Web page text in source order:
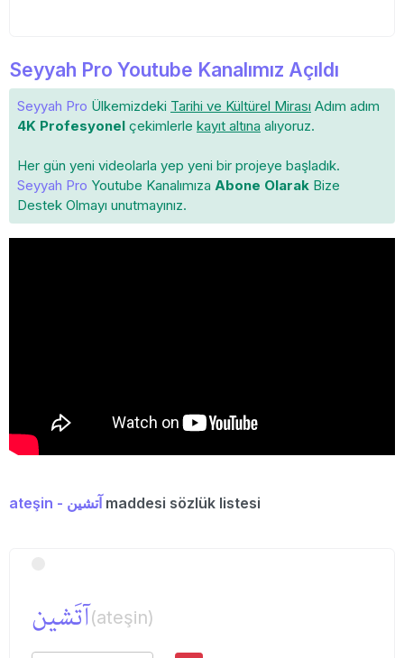
Seyyah Pro Youtube Kanalımız Açıldı
Seyyah Pro Ülkemizdeki Tarihi ve Kültürel Mirası Adım adım
4K Profesyonel çekimlerle kayıt altına alıyoruz.
Her gün yeni videolarla yep yeni bir projeye başladık.
Seyyah Pro Youtube Kanalımıza Abone Olarak Bize
Destek Olmayı unutmayınız.
ateşin - آتشین maddesi sözlük listesi
آتَشین(ateşin)